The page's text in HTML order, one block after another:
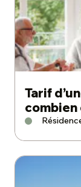
Tarif
combien